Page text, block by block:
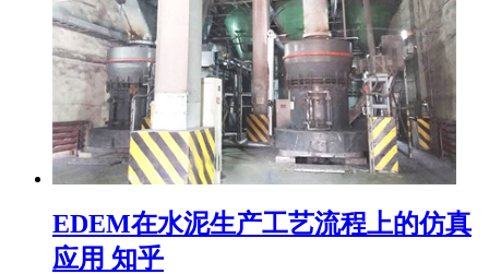
EDEM在水泥生产工艺流程上的仿真
应用 知乎